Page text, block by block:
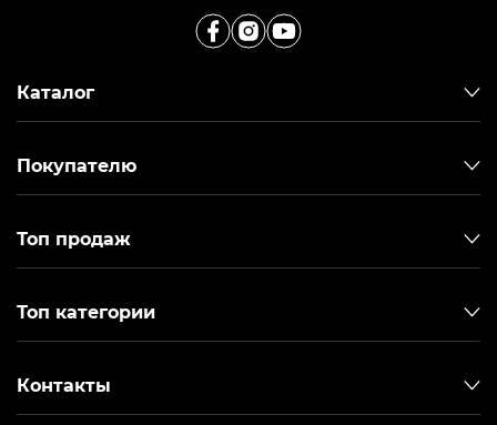
Каталог
Покупателю
Топ продаж
Топ категории
Контакты